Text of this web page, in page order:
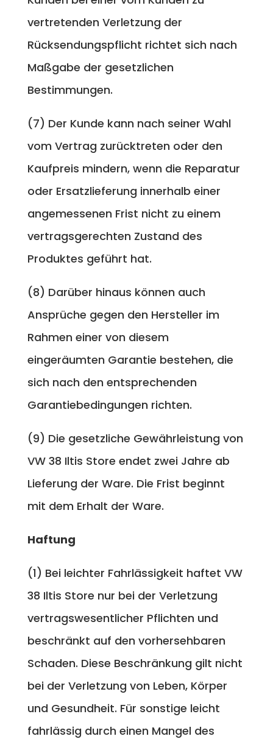
vertretenden Verletzung der
Rücksendungspflicht richtet sich nach
Maßgabe der gesetzlichen
Bestimmungen.
(7) Der Kunde kann nach seiner Wahl
vom Vertrag zurücktreten oder den
Kaufpreis mindern, wenn die Reparatur
oder Ersatzlieferung innerhalb einer
angemessenen Frist nicht zu einem
vertragsgerechten Zustand des
Produktes geführt hat.
(8) Darüber hinaus können auch
Ansprüche gegen den Hersteller im
Rahmen einer von diesem
eingeräumten Garantie bestehen, die
sich nach den entsprechenden
Garantiebedingungen richten.
(9) Die gesetzliche Gewährleistung von
VW 38 Iltis Store endet zwei Jahre ab
Lieferung der Ware. Die Frist beginnt
mit dem Erhalt der Ware.
Haftung
(1) Bei leichter Fahrlässigkeit haftet VW
38 Iltis Store nur bei der Verletzung
vertragswesentlicher Pflichten und
beschränkt auf den vorhersehbaren
Schaden. Diese Beschränkung gilt nicht
bei der Verletzung von Leben, Körper
und Gesundheit. Für sonstige leicht
fahrlässig durch einen Mangel des